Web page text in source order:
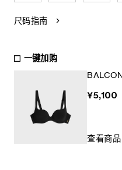
尺码指南
一键加购
¥5,100
查看商品